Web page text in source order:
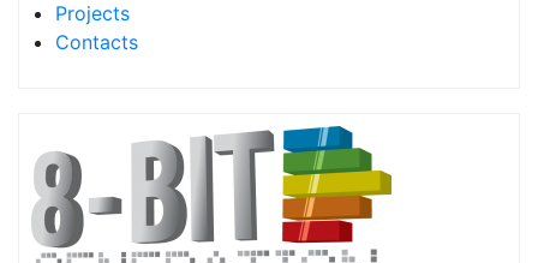
Projects
Contacts